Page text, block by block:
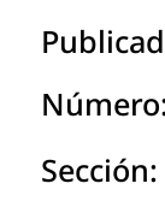
Sección: